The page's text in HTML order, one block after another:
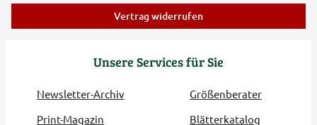
Unsere Services für Sie
Newsletter-Archiv
Größenberater
Print-Magazin
Blätterkatalog
Vertrag widerrufen